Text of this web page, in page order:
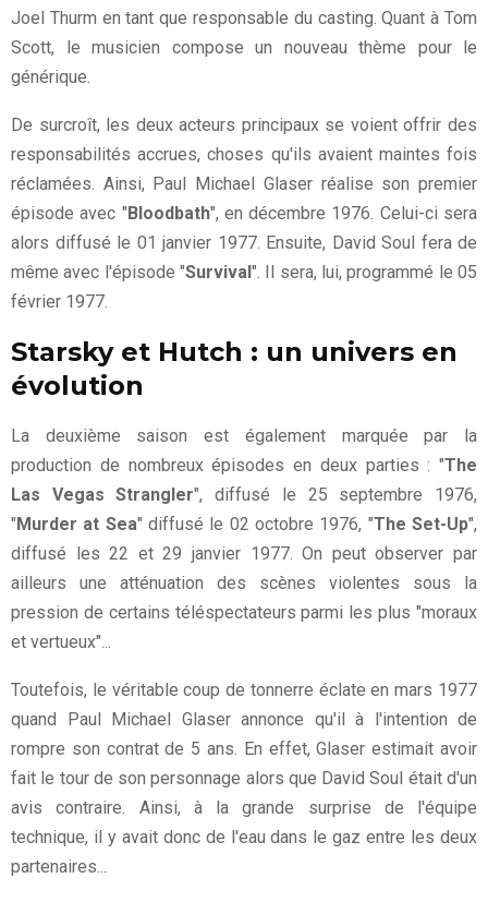
Joel Thurm en tant que responsable du casting. Quant à Tom
Scott, le musicien compose un nouveau thème pour le
générique.
De surcroît, les deux acteurs principaux se voient offrir des
responsabilités accrues, choses qu'ils avaient maintes fois
réclamées. Ainsi, Paul Michael Glaser réalise son premier
épisode avec "Bloodbath", en décembre 1976. Celui-ci sera
alors diffusé le 01 janvier 1977. Ensuite, David Soul fera de
même avec l'épisode "Survival". Il sera, lui, programmé le 05
février 1977.
Starsky et Hutch : un univers en
évolution
La deuxième saison est également marquée par la
production de nombreux épisodes en deux parties : "The
Las Vegas Strangler", diffusé le 25 septembre 1976,
"Murder at Sea" diffusé le 02 octobre 1976, "The Set-Up",
diffusé les 22 et 29 janvier 1977. On peut observer par
ailleurs une atténuation des scènes violentes sous la
pression de certains téléspectateurs parmi les plus "moraux
et vertueux"...
Toutefois, le véritable coup de tonnerre éclate en mars 1977
quand Paul Michael Glaser annonce qu'il à l'intention de
rompre son contrat de 5 ans. En effet, Glaser estimait avoir
fait le tour de son personnage alors que David Soul était d'un
avis contraire. Ainsi, à la grande surprise de l'équipe
technique, il y avait donc de l'eau dans le gaz entre les deux
partenaires...